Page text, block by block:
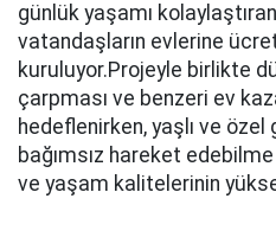
günlük yaşamı
vatandaşların evlerine
kuruluyor.Projeyle birlikte
çarpması ve benzeri ev
hedeflenirken, yaşlı ve
bağımsız hareket edebilme
ve yaşam kalitelerinin